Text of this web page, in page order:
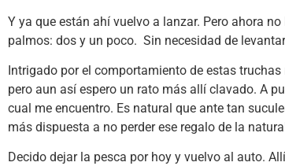
Y ya que están ahí vuelvo a lanzar. Pero ahora
palmos: dos y un poco. Sin necesidad de
Intrigado por el comportamiento de estas
pero aun así espero un rato más allí clavado. A
cual me encuentro. Es natural que ante tan
más dispuesta a no perder ese regalo de la
Decido dejar la pesca por hoy y vuelvo al auto.